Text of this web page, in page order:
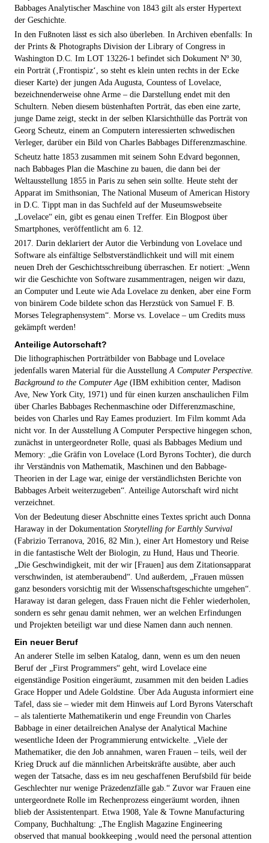
Babbages Analytischer Maschine von 1843 gilt als erster Hypertext
der Geschichte.
In den Fußnoten lässt es sich also überleben. In Archiven ebenfalls: In
der Prints & Photographs Division der Library of Congress in
Washington D.C. Im LOT 13226-1 befindet sich Dokument Nº 30,
ein Porträt (‚Frontispiz‘, so steht es klein unten rechts in der Ecke
dieser Karte) der jungen Ada Augusta, Countess of Lovelace,
bezeichnenderweise ohne Arme – die Darstellung endet mit den
Schultern. Neben diesem büstenhaften Porträt, das eben eine zarte,
junge Dame zeigt, steckt in der selben Klarsichthülle das Porträt von
Georg Scheutz, einem an Computern interessierten schwedischen
Verleger, darüber ein Bild von Charles Babbages Differenzmaschine.
Scheutz hatte 1853 zusammen mit seinem Sohn Edvard begonnen,
nach Babbages Plan die Maschine zu bauen, die dann bei der
Weltausstellung 1855 in Paris zu sehen sein sollte. Heute steht der
Apparat im Smithsonian, The National Museum of American History
in D.C. Tippt man in das Suchfeld auf der Museumswebseite
„Lovelace“ ein, gibt es genau einen Treffer. Ein Blogpost über
Smartphones, veröffentlicht am 6. 12.
2017. Darin deklariert der Autor die Verbindung von Lovelace und
Software als einfältige Selbstverständlichkeit und will mit einem
neuen Dreh der Geschichtsschreibung überraschen. Er notiert: „Wenn
wir die Geschichte von Software zusammentragen, neigen wir dazu,
an Computer und Leute wie Ada Lovelace zu denken, aber eine Form
von binärem Code bildete schon das Herzstück von Samuel F. B.
Morses Telegraphensystem“. Morse vs. Lovelace – um Credits muss
gekämpft werden!
Anteilige Autorschaft?
Die lithographischen Porträtbilder von Babbage und Lovelace
jedenfalls waren Material für die AusstellungA Computer Perspective.
Background to the Computer Age (IBM exhibition center, Madison
Ave, New York City, 1971) und für einen kurzen anschaulichen Film
über Charles Babbages Rechenmaschine oder Differenzmaschine,
beides von Charles und Ray Eames produziert. Im Film kommt Ada
nicht vor. In der Ausstellung A Computer Perspective hingegen schon,
zunächst in untergeordneter Rolle, quasi als Babbages Medium und
Memory: „die Gräfin von Lovelace (Lord Byrons Tochter), die durch
ihr Verständnis von Mathematik, Maschinen und den Babbage-
Theorien in der Lage war, einige der verständlichsten Berichte von
Babbages Arbeit weiterzugeben“. Anteilige Autorschaft wird nicht
verzeichnet.
Von der Bedeutung dieser Abschnitte eines Textes spricht auch Donna
Haraway in der Dokumentation Storytelling for Earthly Survival
(Fabrizio Terranova, 2016, 82 Min.), einer Art Homestory und Reise
in die fantastische Welt der Biologin, zu Hund, Haus und Theorie.
„Die Geschwindigkeit, mit der wir [Frauen] aus dem Zitationsapparat
verschwinden, ist atemberaubend“. Und außerdem, „Frauen müssen
ganz besonders vorsichtig mit der Wissenschaftsgeschichte umgehen“.
Haraway ist daran gelegen, dass Frauen nicht die Fehler wiederholen,
sondern es sehr genau damit nehmen, wer an welchen Erfindungen
und Projekten beteiligt war und diese Namen dann auch nennen.
Ein neuer Beruf
An anderer Stelle im selben Katalog, dann, wenn es um den neuen
Beruf der „First Programmers“ geht, wird Lovelace eine
eigenständige Position eingeräumt, zusammen mit den beiden Ladies
Grace Hopper und Adele Goldstine. Über Ada Augusta informiert eine
Tafel, dass sie – wieder mit dem Hinweis auf Lord Byrons Vaterschaft
– als talentierte Mathematikerin und enge Freundin von Charles
Babbage in einer detailreichen Analyse der Analytical Machine
wesentliche Ideen­ der Programmierung entwickelte. „Viele der
Mathematiker, die den Job annahmen, waren Frauen – teils, weil der
Krieg Druck auf die männlichen Arbeitskräfte ausübte, aber auch
wegen der Tatsache, dass es im neu geschaffenen Berufsbild für beide
Geschlechter nur wenige Präzedenzfälle gab.“ Zuvor war Frauen eine
untergeordnete Rolle im Rechenprozess eingeräumt worden, ihnen
blieb der Assistentenpart. Etwa 1908, Yale & Towne Manufacturing
Company, Buchhaltung: „The English Magazine Engineering
observed that manual bookkeeping ‚would need the personal attention